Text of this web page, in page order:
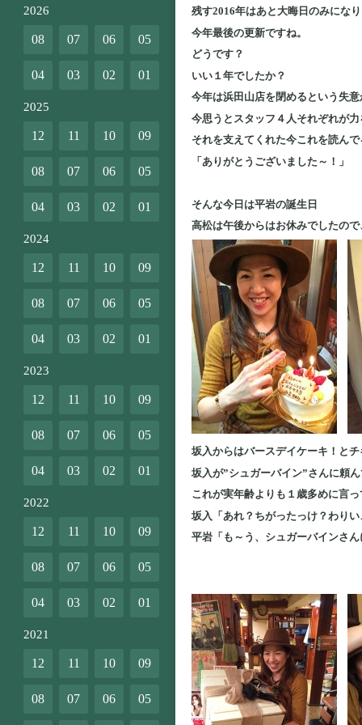
残す2016年はあと大晦日のみにな
今年最後の更新ですね。
どうです？
いい１年でしたか？
今年は浜田山店を閉めるという失
今思うとスタッフ４人それぞれが
それを支えてくれた今これを読ん
「ありがとうございました～！」
そんな今日は平岩の誕生日
高松は午後からはお休みでしたの
坂入からはバースデイケーキ！とチ
坂入が”シュガーバイン”さんに頼
これが実年齢よりも１歳多めに言
坂入「あれ？ちがったっけ？わり
平岩「も～う、シュガーバインさ
2026
08 07 06 05
04 03 02 01
2025
12 11 10 09
08 07 06 05
04 03 02 01
2024
12 11 10 09
08 07 06 05
04 03 02 01
2023
12 11 10 09
08 07 06 05
04 03 02 01
2022
12 11 10 09
08 07 06 05
04 03 02 01
2021
12 11 10 09
08 07 06 05